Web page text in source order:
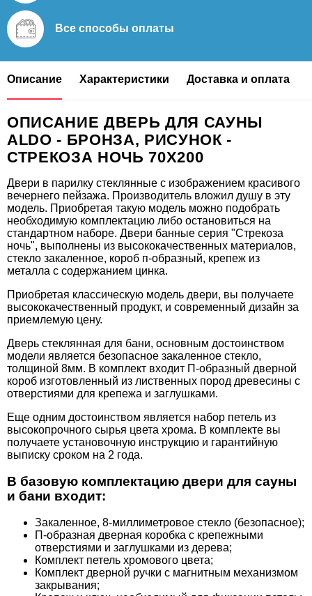
Все способы оплаты
Описание Характеристики Доставка и оплата
ОПИСАНИЕ ДВЕРЬ ДЛЯ САУНЫ
ALDO - БРОНЗА, РИСУНОК -
СТРЕКОЗА НОЧЬ 70X200
Двери в парилку стеклянные с изображением красивого
вечернего пейзажа. Производитель вложил душу в эту
модель. Приобретая такую модель можно подобрать
необходимую комплектацию либо остановиться на
стандартном наборе. Двери банные серия "Стрекоза
ночь", выполнены из высококачественных материалов,
стекло закаленное, короб п-образный, крепеж из
металла с содержанием цинка.
Приобретая классическую модель двери, вы получаете
высококачественный продукт, и современный дизайн за
приемлемую цену.
Дверь стеклянная для бани, основным достоинством
модели является безопасное закаленное стекло,
толщиной 8мм. В комплект входит П-образный дверной
короб изготовленный из лиственных пород древесины с
отверстиями для крепежа и заглушками.
Еще одним достоинством является набор петель из
высокопрочного сырья цвета хрома. В комплекте вы
получаете установочную инструкцию и гарантийную
выписку сроком на 2 года.
В базовую комплектацию двери для сауны
и бани входит:
Закаленное, 8-миллиметровое стекло (безопасное);
П-образная дверная коробка с крепежными
отверстиями и заглушками из дерева;
Комплект петель хромового цвета;
Комплект дверной ручки с магнитным механизмом
закрывания;